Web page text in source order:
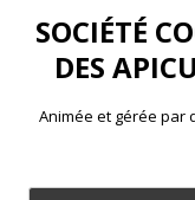
SOCIÉTÉ
DES
Animée et gérée par